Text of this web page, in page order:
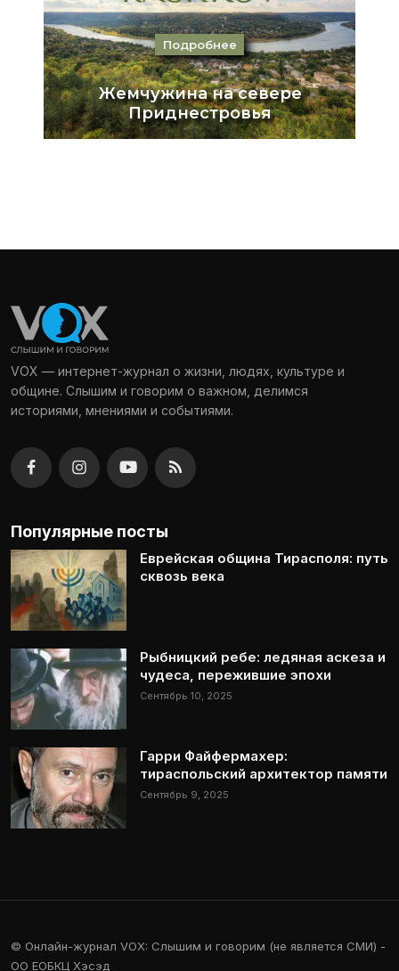
VOX — интернет-журнал о жизни, людях, культуре и
общине. Слышим и говорим о важном, делимся
историями, мнениями и событиями.
Популярные посты
Еврейская община Тирасполя: путь
сквозь века
Рыбницкий ребе: ледяная аскеза и
чудеса, пережившие эпохи
Сентябрь 10, 2025
Гарри Файфермахер:
тираспольский архитектор памяти
Сентябрь 9, 2025
© Онлайн-журнал VOX: Слышим и говорим (не является СМИ) -
ОО ЕОБКЦ Хэсэд